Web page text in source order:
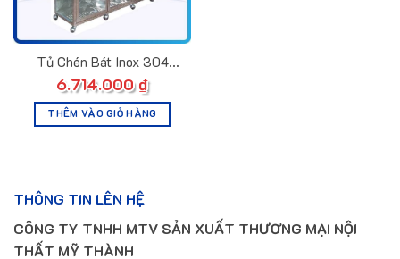
Tủ Chén Bát Inox 304
IC1216
6.714.000₫
THÊM VÀO GIỎ HÀNG
THÔNG TIN LÊN HỆ
CÔNG TY TNHH MTV SẢN XUẤT THƯƠNG MẠI NỘI
THẤT MỸ THÀNH